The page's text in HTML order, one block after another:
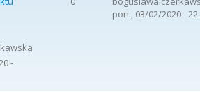
-
pon., 03/02/2020 -